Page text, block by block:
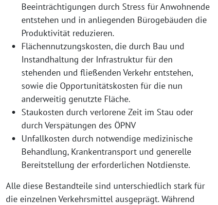
Beeinträchtigungen durch Stress für Anwohnende
entstehen und in anliegenden Bürogebäuden die
Produktivität reduzieren.
Flächennutzungskosten, die durch Bau und
Instandhaltung der Infrastruktur für den
stehenden und fließenden Verkehr entstehen,
sowie die Opportunitätskosten für die nun
anderweitig genutzte Fläche.
Staukosten durch verlorene Zeit im Stau oder
durch Verspätungen des ÖPNV
Unfallkosten durch notwendige medizinische
Behandlung, Krankentransport und generelle
Bereitstellung der erforderlichen Notdienste.
Alle diese Bestandteile sind unterschiedlich stark für
die einzelnen Verkehrsmittel ausgeprägt. Während